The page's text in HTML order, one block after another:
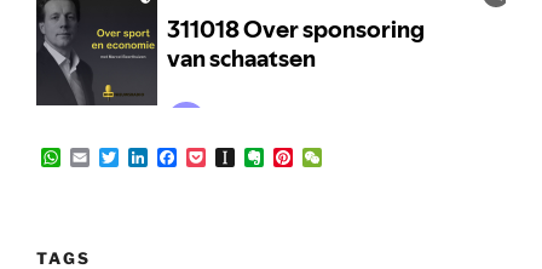
W
A
E
T
L
P
E
P
TAGS